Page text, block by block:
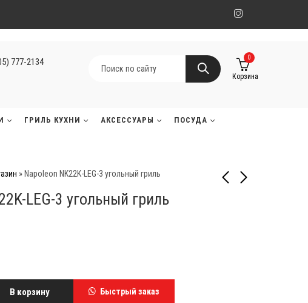
777-2134
0
Корзина
ГРИЛЬ КУХНИ АКСЕССУАРЫ ПОСУДА
» Napoleon NK22K-LEG-3 угольный гриль
LEG-3 угольный гриль
В корзину Быстрый заказ